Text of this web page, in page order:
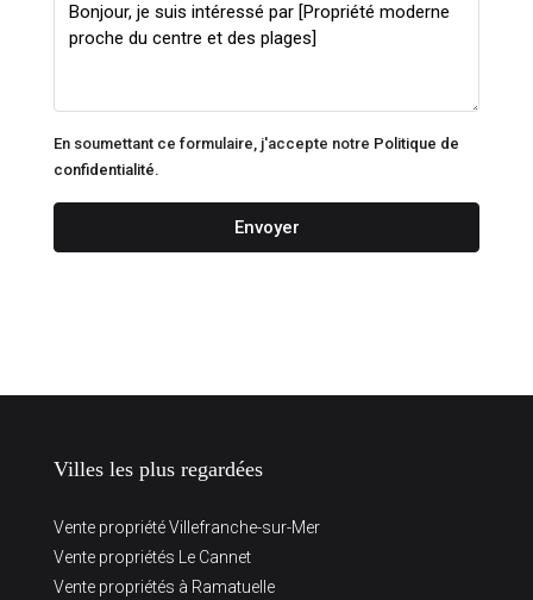
En soumettant ce formulaire, j'accepte notre Politique de
confidentialité.
Envoyer
Villes les plus regardées
Vente propriété Villefranche-sur-Mer
Vente propriétés Le Cannet
Vente propriétés à Ramatuelle